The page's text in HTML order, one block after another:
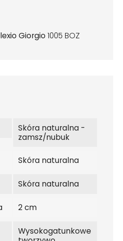
Giorgio 1005 BOZ
Skóra naturalna -
zamsz/nubuk
Skóra naturalna
Skóra naturalna
2 cm
Wysokogatunkowe